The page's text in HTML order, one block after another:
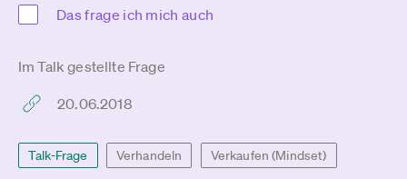
Das frage ich mich auch
Im Talk gestellte Frage
20.06.2018
Talk-Frage Verhandeln Verkaufen (Mindset)